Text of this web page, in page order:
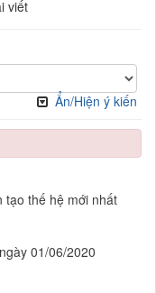
viết
Ẩn/Hiện ý kiến
tạo thế hệ mới nhất
01/06/2020